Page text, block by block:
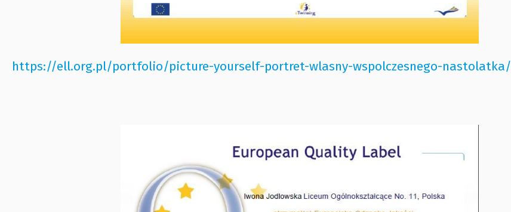
https://ell.org.pl/portfolio/picture-yourself-portret-wlasny-wspolczesnego-nastolatka/